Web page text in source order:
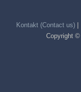
Kontakt (Contact us)|
Copyright ©